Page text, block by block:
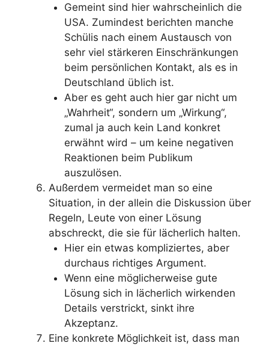
Gemeint sind hier wahrscheinlich die
USA. Zumindest berichten manche
Schülis nach einem Austausch von
sehr viel stärkeren Einschränkungen
beim persönlichen Kontakt, als es in
Deutschland üblich ist.
Aber es geht auch hier gar nicht um
„Wahrheit“, sondern um „Wirkung“,
zumal ja auch kein Land konkret
erwähnt wird – um keine negativen
Reaktionen beim Publikum
auszulösen.
Außerdem vermeidet man so eine
Situation, in der allein die Diskussion über
Regeln, Leute von einer Lösung
abschreckt, die sie für lächerlich halten.
Hier ein etwas kompliziertes, aber
durchaus richtiges Argument.
Wenn eine möglicherweise gute
Lösung sich in lächerlich wirkenden
Details verstrickt, sinkt ihre
Akzeptanz.
Eine konkrete Möglichkeit ist, dass man